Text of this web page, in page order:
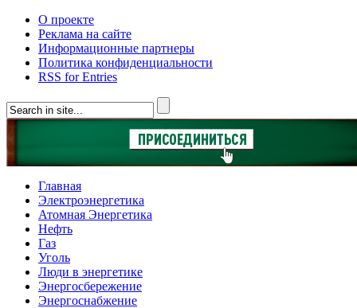
О проекте
Реклама на сайте
Информационные партнеры
Политика конфиденциальности
RSS for Entries
Главная
Электроэнергетика
Атомная Энергетика
Нефть
Газ
Уголь
Люди в энергетике
Энергосбережение
Энергоснабжение